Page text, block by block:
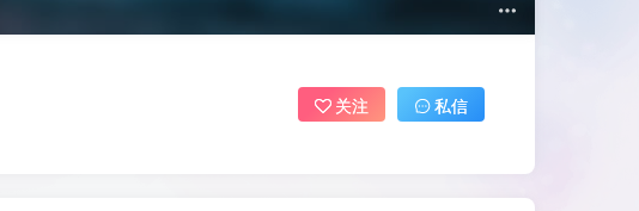
关注 私信